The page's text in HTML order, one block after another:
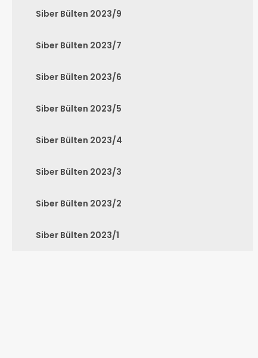
Siber Bülten 2023/9
Siber Bülten 2023/7
Siber Bülten 2023/6
Siber Bülten 2023/5
Siber Bülten 2023/4
Siber Bülten 2023/3
Siber Bülten 2023/2
Siber Bülten 2023/1